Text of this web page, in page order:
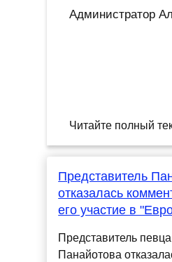
Администратор
Читайте полный
Представитель
отказалась
его участие в
Представитель
Панайотова